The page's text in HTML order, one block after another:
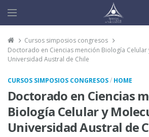
Cursos simposios congresos
Doctorado en Ciencias mención Biología Celular
Universidad Austral de Chile
CURSOS SIMPOSIOS CONGRESOS/ HOME
Doctorado en Ciencias
Biología Celular y
Universidad Austral de